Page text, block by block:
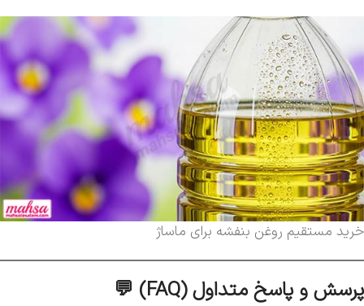
خرید مستقیم روغن بنفشه برای ماساژ
پرسش و پاسخ متداول (FAQ) 💬